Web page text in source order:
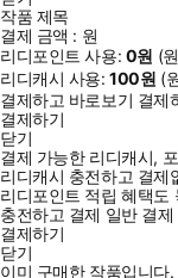
작품 제목
결제 금액 : 원
리디포인트 사용: 0원 (
리디캐시 사용:100원 (
결제하고 바로보기 결제
결제하기
닫기
결제 가능한 리디캐시,
리디캐시 충전하고 결제
리디포인트 적립 혜택도
충전하고 결제 일반 결제
결제하기
닫기
이미 구매한 작품입니다.